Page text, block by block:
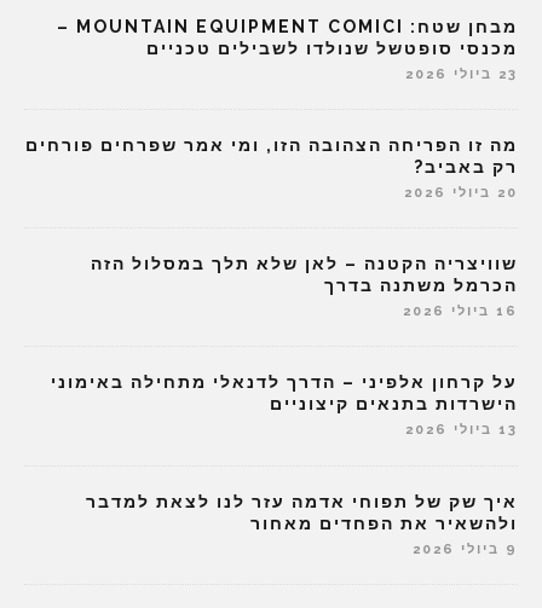
מבחן שטח: MOUNTAIN EQUIPMENT COMICI –
מכנסי סופטשל שנולדו לשבילים טכניים
23 ביולי 2026
מה זו הפריחה הצהובה הזו, ומי אמר שפרחים פורחים
רק באביב?
20 ביולי 2026
שוויצריה הקטנה – לאן שלא תלך במסלול הזה
הכרמל משתנה בדרך
16 ביולי 2026
על קרחון אלפיני – הדרך לדנאלי מתחילה באימוני
הישרדות בתנאים קיצוניים
13 ביולי 2026
איך שק של תפוחי אדמה עזר לנו לצאת למדבר
ולהשאיר את הפחדים מאחור
9 ביולי 2026